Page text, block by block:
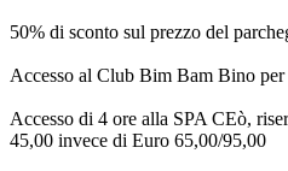
50% di sconto sul prezzo del
Accesso al Club Bim Bam Bino
Accesso di 4 ore alla SPA CEò,
45,00 invece di Euro 65,00/95,00